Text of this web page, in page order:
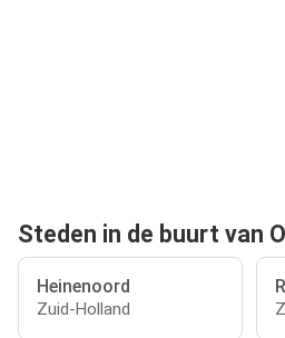
Steden in de buurt van
Heinenoord
Zuid-Holland